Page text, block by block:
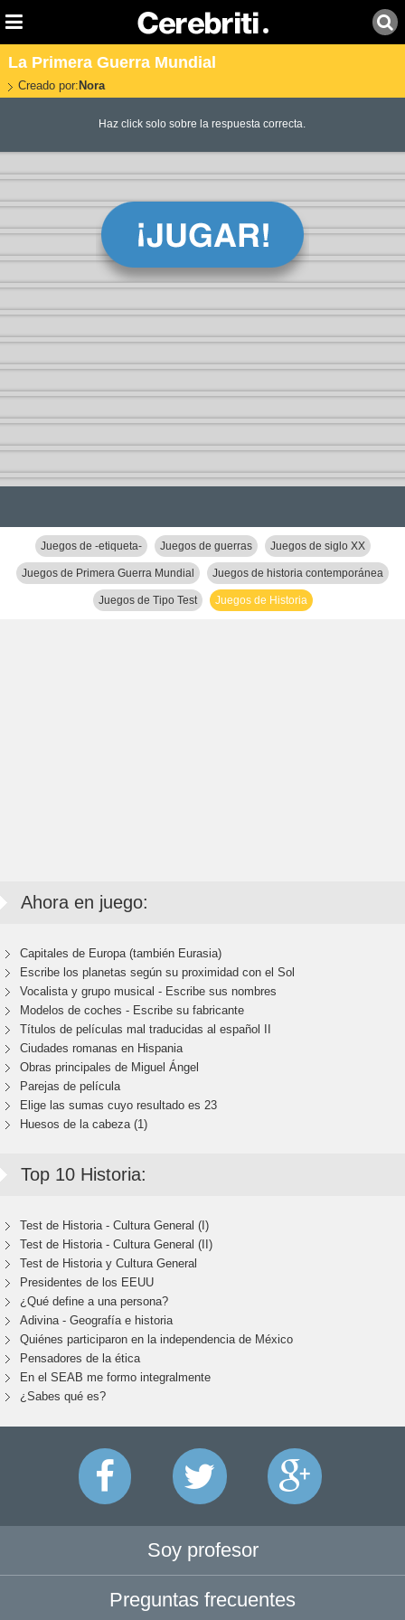
La Primera Guerra Mundial
Creado por: Nora
Haz click solo sobre la respuesta correcta.
Juegos de -etiqueta- Juegos de guerras Juegos de siglo XX
Juegos de Primera Guerra Mundial Juegos de historia contemporánea
Juegos de Tipo Test Juegos de Historia
Ahora en juego:
Capitales de Europa (también Eurasia)
Escribe los planetas según su proximidad con el Sol
Vocalista y grupo musical - Escribe sus nombres
Modelos de coches - Escribe su fabricante
Títulos de películas mal traducidas al español II
Ciudades romanas en Hispania
Obras principales de Miguel Ángel
Parejas de película
Elige las sumas cuyo resultado es 23
Huesos de la cabeza (1)
Top 10 Historia:
Test de Historia - Cultura General (I)
Test de Historia - Cultura General (II)
Test de Historia y Cultura General
Presidentes de los EEUU
¿Qué define a una persona?
Adivina - Geografía e historia
Quiénes participaron en la independencia de México
Pensadores de la ética
En el SEAB me formo integralmente
¿Sabes qué es?
Soy profesor
Preguntas frecuentes